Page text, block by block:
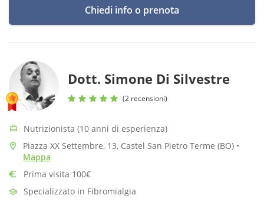
Chiedi info o prenota
Dott. Simone Di Silvestre
(2 recensioni)
Nutrizionista (10 anni di esperienza)
Piazza XX Settembre, 13, Castel San Pietro Terme (BO) •
Mappa
Prima visita 100€
Specializzato in Fibromialgia